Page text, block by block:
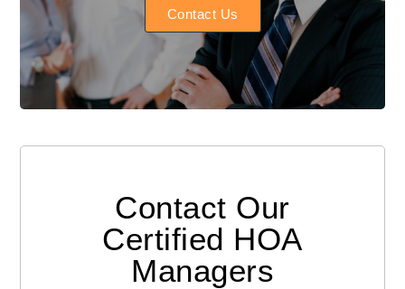
Contact Us
Contact Our
Certified HOA
Managers